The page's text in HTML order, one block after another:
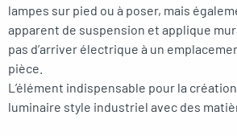
lampes sur pied ou à poser, mais
apparent de suspension et applique
pas d’arriver électrique à un
pièce.
L’élément indispensable pour la
luminaire style industriel avec des